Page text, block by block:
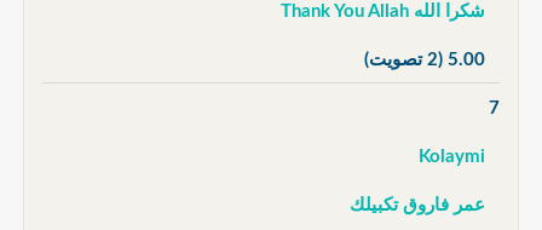
شكرا الله Thank You Allah
5.00 (2 تصويت)
7
Kolaymi
عمر فاروق تكبيلك